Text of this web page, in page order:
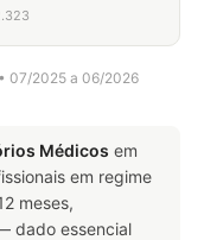
07/2025 a 06/2026
Médicos em
em regime
meses,
dado essencial